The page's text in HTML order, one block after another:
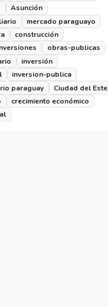
Asunción
mercado paraguayo
construcción
obras-publicas
inversión
inversion-publica
paraguay
Ciudad del Este
crecimiento económico